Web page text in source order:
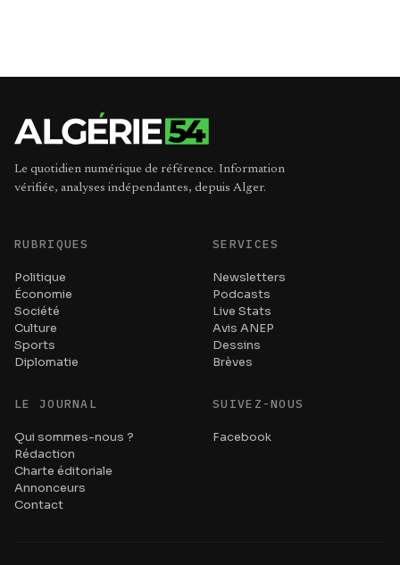
Le quotidien numérique de référence. Information
vérifiée, analyses indépendantes, depuis Alger.
RUBRIQUES
Politique
Économie
Société
Culture
Sports
Diplomatie
SERVICES
Newsletters
Podcasts
Live Stats
Avis ANEP
Dessins
Brèves
LE JOURNAL
Qui sommes-nous ?
Rédaction
Charte éditoriale
Annonceurs
Contact
SUIVEZ-NOUS
Facebook